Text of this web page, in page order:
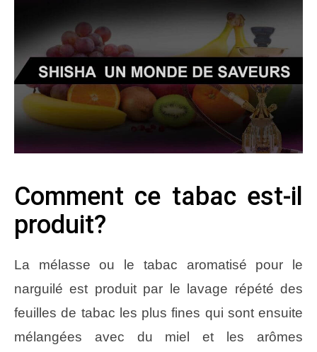
Comment ce tabac est-il
produit?
La mélasse ou le tabac aromatisé pour le
narguilé est produit par le lavage répété des
feuilles de tabac les plus fines qui sont ensuite
mélangées avec du miel et les arômes